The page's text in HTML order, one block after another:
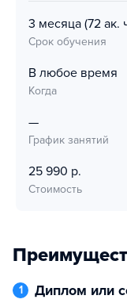
3 месяца (72 ак.
Срок обучения
В любое время
Когда
—
График занятий
25 990 р.
Стоимость
1 Диплом или